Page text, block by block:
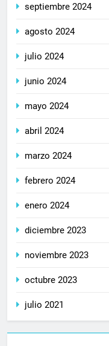
septiembre 2024
agosto 2024
julio 2024
junio 2024
mayo 2024
abril 2024
marzo 2024
febrero 2024
enero 2024
diciembre 2023
noviembre 2023
octubre 2023
julio 2021